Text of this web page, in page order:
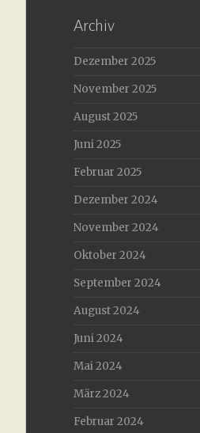
Archiv
Dezember 2025
November 2025
August 2025
Juni 2025
Februar 2025
Dezember 2024
November 2024
Oktober 2024
September 2024
August 2024
Juni 2024
Mai 2024
März 2024
Februar 2024